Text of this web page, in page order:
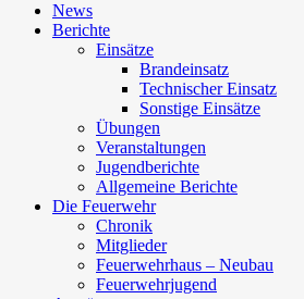
News
Berichte
Einsätze
Brandeinsatz
Technischer Einsatz
Sonstige Einsätze
Übungen
Veranstaltungen
Jugendberichte
Allgemeine Berichte
Die Feuerwehr
Chronik
Mitglieder
Feuerwehrhaus – Neubau
Feuerwehrjugend